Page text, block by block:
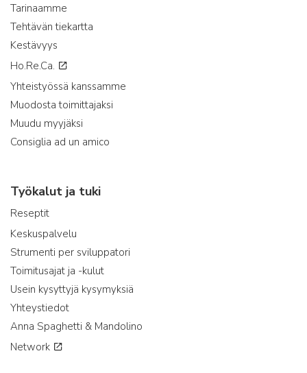
Tarinaamme
Tehtävän tiekartta
Kestävyys
Ho.Re.Ca.
Yhteistyössä kanssamme
Muodosta toimittajaksi
Muudu myyjäksi
Consiglia ad un amico
Työkalut ja tuki
Reseptit
Keskuspalvelu
Strumenti per sviluppatori
Toimitusajat ja -kulut
Usein kysyttyjä kysymyksiä
Yhteystiedot
Anna Spaghetti & Mandolino
Network